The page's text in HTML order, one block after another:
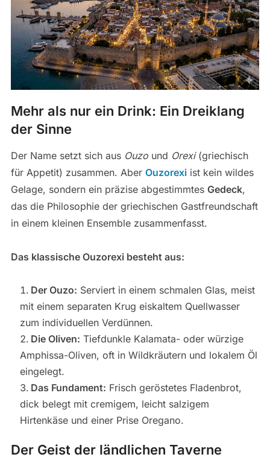
Mehr als nur ein Drink: Ein Dreiklang
der Sinne
Der Name setzt sich aus Ouzound Orexi(griechisch
für Appetit) zusammen. Aber Ouzorexiist kein wildes
Gelage, sondern ein präzise abgestimmtes Gedeck,
das die Philosophie der griechischen Gastfreundschaft
in einem kleinen Ensemble zusammenfasst.
Das klassische Ouzorexi besteht aus:
Der Ouzo: Serviert in einem schmalen Glas, meist
mit einem separaten Krug eiskaltem Quellwasser
zum individuellen Verdünnen.
Die Oliven: Tiefdunkle Kalamata- oder würzige
Amphissa-Oliven, oft in Wildkräutern und lokalem Öl
eingelegt.
Das Fundament: Frisch geröstetes Fladenbrot,
dick belegt mit cremigem, leicht salzigem
Hirtenkäse und einer Prise Oregano.
Der Geist der ländlichen Taverne